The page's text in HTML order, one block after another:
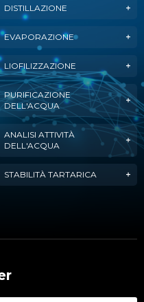
DISTILLAZIONE
EVAPORAZIONE
LIOFILIZZAZIONE
PURIFICAZIONE
DELL'ACQUA
ANALISI ATTIVITÀ
DELL'ACQUA
STABILITÀ TARTARICA